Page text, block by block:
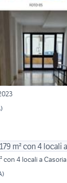
)
con 4 locali a Casoria
)